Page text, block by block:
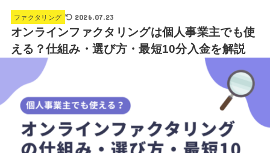
ファクタリング 2026.07.23
オンラインファクタリングは個人事業主でも使
える？仕組み・選び方・最短10分入金を解説